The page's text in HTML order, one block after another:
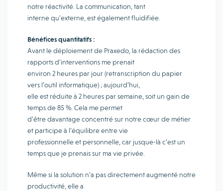
notre réactivité. La communication, tant
interne qu’externe, est également fluidifiée.
Bénéfices quantitatifs :
Avant le déploiement de Praxedo, la rédaction des
rapports d’interventions me prenait
environ 2 heures par jour (retranscription du papier
vers l’outil informatique) ; aujourd’hui,
elle est réduite à 2 heures par semaine, soit un gain de
temps de 85 %. Cela me permet
d’être davantage concentré sur notre cœur de métier
et participe à l’équilibre entre vie
professionnelle et personnelle, car jusque-là c’est un
temps que je prenais sur ma vie privée.
Même si la solution n’a pas directement augmenté notre
productivité, elle a